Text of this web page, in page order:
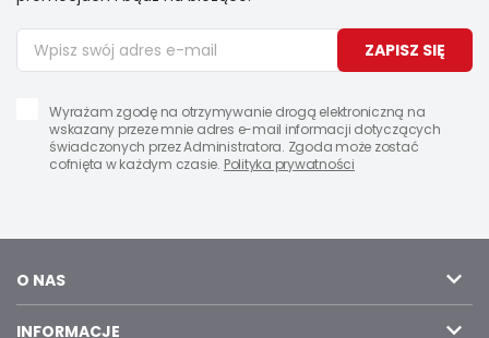
ZAPISZ SIĘ
Wyrażam zgodę na otrzymywanie drogą elektroniczną na
wskazany przeze mnie adres e-mail informacji dotyczących
świadczonych przez Administratora. Zgoda może zostać
cofnięta w każdym czasie. Polityka prywatności
O NAS
INFORMACJE